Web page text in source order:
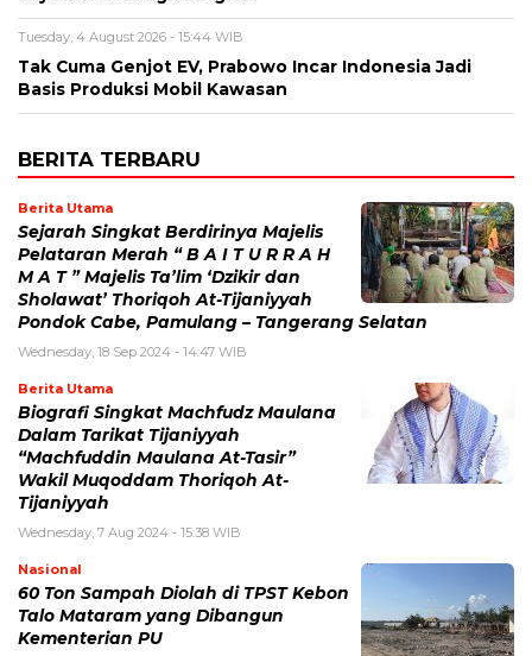
Tuesday, 4 August 2026 - 15:44 WIB
Tak Cuma Genjot EV, Prabowo Incar Indonesia Jadi
Basis Produksi Mobil Kawasan
BERITA TERBARU
Berita Utama
Sejarah Singkat Berdirinya Majelis
Pelataran Merah “ B A I T U R R A H
M A T ” Majelis Ta’lim ‘Dzikir dan
Sholawat’ Thoriqoh At-Tijaniyyah
Pondok Cabe, Pamulang – Tangerang Selatan
Wednesday, 18 Sep 2024 - 14:47 WIB
Berita Utama
Biografi Singkat Machfudz Maulana
Dalam Tarikat Tijaniyyah
“Machfuddin Maulana At-Tasir”
Wakil Muqoddam Thoriqoh At-
Tijaniyyah
Wednesday, 7 Aug 2024 - 15:38 WIB
Nasional
60 Ton Sampah Diolah di TPST Kebon
Talo Mataram yang Dibangun
Kementerian PU